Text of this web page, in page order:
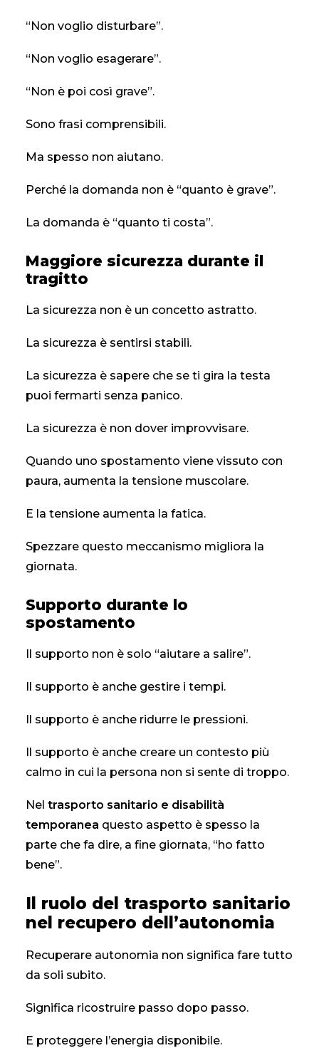
“Non voglio disturbare”.
“Non voglio esagerare”.
“Non è poi così grave”.
Sono frasi comprensibili.
Ma spesso non aiutano.
Perché la domanda non è “quanto è grave”.
La domanda è “quanto ti costa”.
Maggiore sicurezza durante il
tragitto
La sicurezza non è un concetto astratto.
La sicurezza è sentirsi stabili.
La sicurezza è sapere che se ti gira la testa
puoi fermarti senza panico.
La sicurezza è non dover improvvisare.
Quando uno spostamento viene vissuto con
paura, aumenta la tensione muscolare.
E la tensione aumenta la fatica.
Spezzare questo meccanismo migliora la
giornata.
Supporto durante lo
spostamento
Il supporto non è solo “aiutare a salire”.
Il supporto è anche gestire i tempi.
Il supporto è anche ridurre le pressioni.
Il supporto è anche creare un contesto più
calmo in cui la persona non si sente di troppo.
Nel trasporto sanitario e disabilità
temporanea questo aspetto è spesso la
parte che fa dire, a fine giornata, “ho fatto
bene”.
Il ruolo del trasporto sanitario
nel recupero dell’autonomia
Recuperare autonomia non significa fare tutto
da soli subito.
Significa ricostruire passo dopo passo.
E proteggere l’energia disponibile.